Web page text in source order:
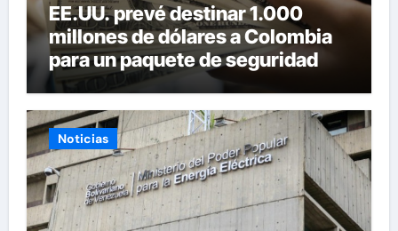
EE.UU. prevé destinar 1.000
millones de dólares a Colombia
para un paquete de seguridad
Noticias